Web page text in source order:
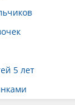
5 лет